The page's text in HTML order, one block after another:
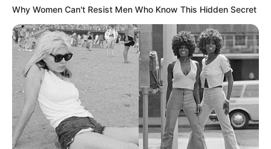
11:28 / 06 Avqust 2026 CƏMİYYƏT
Qaydalar TƏSDİQLƏNDİ:
1 sentyabr
2026-cı il tarixindən qüvvəyə minəcək
386 0 0
Why Women Can't Resist Men Who Know This Hidden Secret